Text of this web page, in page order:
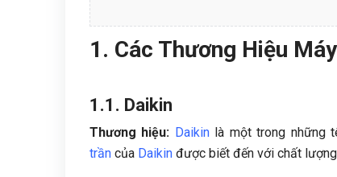
1. Các Thương Hiệu
1.1. Daikin
Thương hiệu: Daikinlà một trong những
trầncủa Daikinđược biết đến với chất